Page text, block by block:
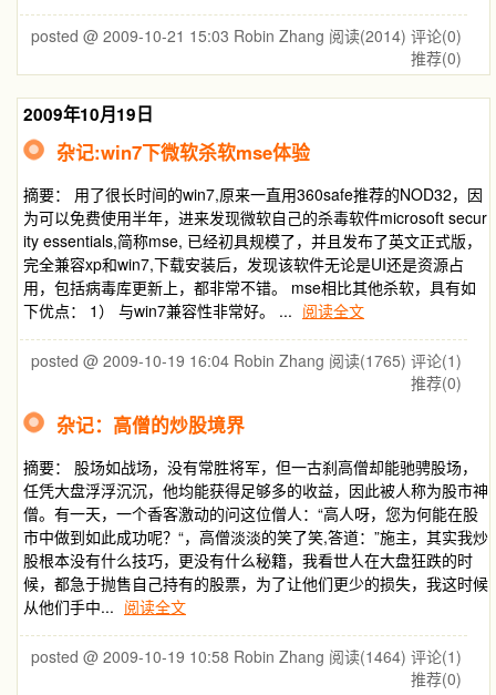
posted @ 2009-10-21 15:03 Robin Zhang 阅读(2014) 评论(0)
推荐(0)
2009年10月19日
杂记:win7下微软杀软mse体验
摘要： 用了很长时间的win7,原来一直用360safe推荐的NOD32，因
为可以免费使用半年，进来发现微软自己的杀毒软件microsoft secur
ity essentials,简称mse, 已经初具规模了，并且发布了英文正式版，
完全兼容xp和win7,下载安装后，发现该软件无论是UI还是资源占
用，包括病毒库更新上，都非常不错。 mse相比其他杀软，具有如
下优点： 1） 与win7兼容性非常好。 ... 阅读全文
posted @ 2009-10-19 16:04 Robin Zhang 阅读(1765) 评论(1)
推荐(0)
杂记：高僧的炒股境界
摘要： 股场如战场，没有常胜将军，但一古刹高僧却能驰骋股场，
任凭大盘浮浮沉沉，他均能获得足够多的收益，因此被人称为股市神
僧。有一天，一个香客激动的问这位僧人：“高人呀，您为何能在股
市中做到如此成功呢？“，高僧淡淡的笑了笑,答道：”施主，其实我炒
股根本没有什么技巧，更没有什么秘籍，我看世人在大盘狂跌的时
候，都急于抛售自己持有的股票，为了让他们更少的损失，我这时候
从他们手中... 阅读全文
posted @ 2009-10-19 10:58 Robin Zhang 阅读(1464) 评论(1)
推荐(0)